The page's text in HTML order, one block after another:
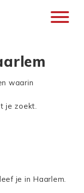
waarin
je zoekt.
je in Haarlem.